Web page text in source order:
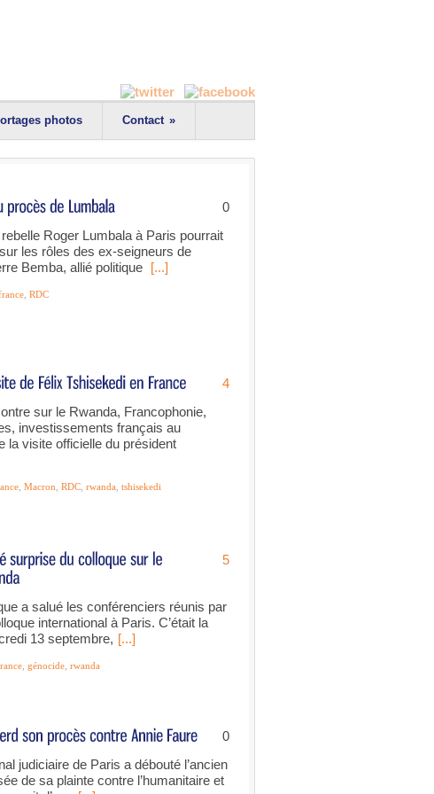
photos Contact »
0
Roger Lumbala à Paris pourrait
les rôles des ex-seigneurs de
Bemba, allié politique [...]
RDC
4
sur le Rwanda, Francophonie,
investissements français au
visite officielle du président
Macron RDC rwanda tshisekedi
5
a salué les conférenciers réunis par
international à Paris. C’était la
13 septembre, [...]
génocide rwanda
0
judiciaire de Paris a débouté l’ancien
de sa plainte contre l’humanitaire et